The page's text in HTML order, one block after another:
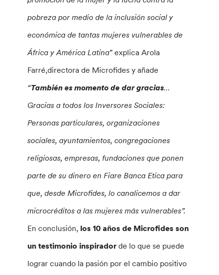
pobreza por medio de la inclusión social y
económica de tantas mujeres vulnerables de
África y América Latina” explica Arola
Farré,directora de Microfides y añade
“También es momento de dar gracias…
Gracias a todos los Inversores Sociales:
Personas particulares, organizaciones
sociales, ayuntamientos, congregaciones
religiosas, empresas, fundaciones que ponen
parte de su dinero en Fiare Banca Etica para
que, desde Microfides, lo canalicemos a dar
microcréditos a las mujeres más vulnerables”.
En conclusión, los 10 años de Microfides son
un testimonio inspirador de lo que se puede
lograr cuando la pasión por el cambio positivo